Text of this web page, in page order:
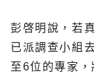
彭啓明說，若
已派調查小組
至6位的專家